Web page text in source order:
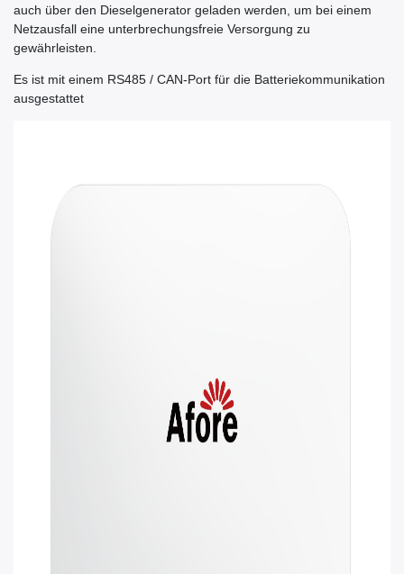
auch über den Dieselgenerator geladen werden, um bei einem
Netzausfall eine unterbrechungsfreie Versorgung zu
gewährleisten.
Es ist mit einem RS485 / CAN-Port für die Batteriekommunikation
ausgestattet